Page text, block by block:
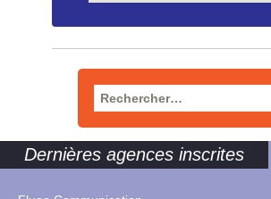
Rechercher :
Dernières agences inscrites